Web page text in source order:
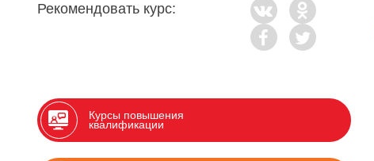
Рекомендовать курс:
Курсы повышения
квалификации